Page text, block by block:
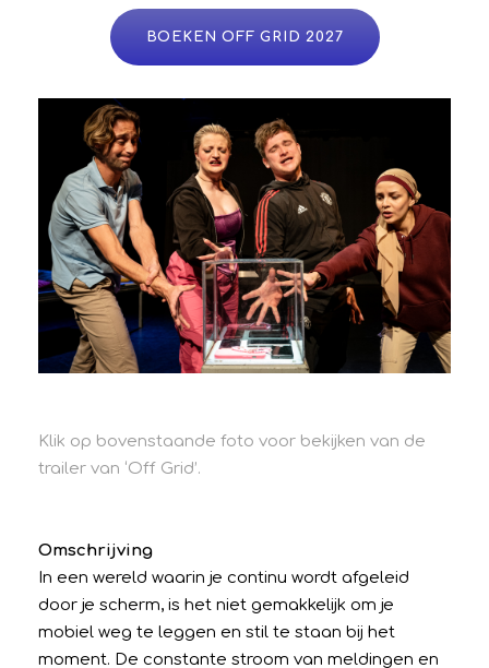
BOEKEN OFF GRID 2027
Klik op bovenstaande foto voor bekijken van de
trailer van ‘Off Grid’.
Omschrijving
In een wereld waarin je continu wordt afgeleid
door je scherm, is het niet gemakkelijk om je
mobiel weg te leggen en stil te staan bij het
moment. De constante stroom van meldingen en